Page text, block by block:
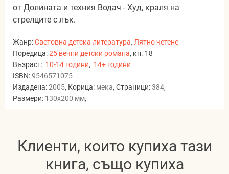
от Долината и техния Водач - Худ, краля на
стрелците с лък.
Жанр:Световна детска литература, Лятно четене
Поредица:25 вечни детски романа, кн. 18
Възраст: 10-14 години, 14+ години
ISBN:9546571075
Издадена:2005, Корица: мека, Страници:384,
Размери: 130x200 мм,
Клиенти, които купиха тази
книга, също купиха